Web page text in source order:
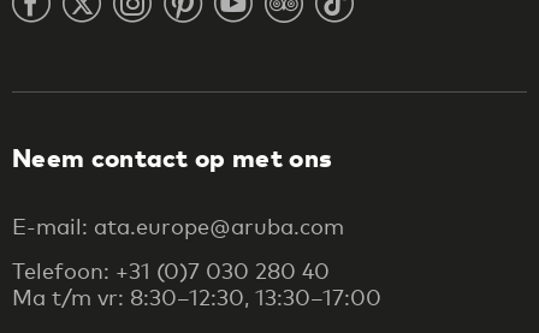
Neem contact op met ons
E-mail: ata.europe@aruba.com
Telefoon: +31 (0)7 030 280 40
Ma t/m vr: 8:30–12:30, 13:30–17:00